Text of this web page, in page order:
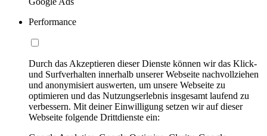
Performance
Durch das Akzeptieren dieser Dienste können wir das Klick-
und Surfverhalten innerhalb unserer Webseite nachvollziehen
und anonymisiert auswerten, um unsere Webseite zu
optimieren und das Nutzungserlebnis insgesamt laufend zu
verbessern. Mit deiner Einwilligung setzen wir auf dieser
Webseite folgende Drittdienste ein: